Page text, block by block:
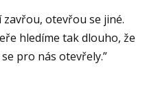
zavřou, otevřou se jiné.
hledíme tak dlouho, že
pro nás otevřely.”